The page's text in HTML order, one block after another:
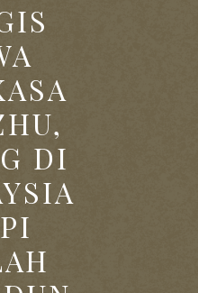
DI